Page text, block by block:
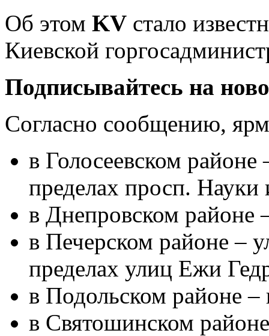
Об этом KV стало
Киевской
Подписывайтесь на
Согласно сообщению,
в Голосеевском районе
пределах просп. Науки
в Днепровском районе
в Печерском районе –
пределах улиц Ежи
в Подольском районе
в Святошинском